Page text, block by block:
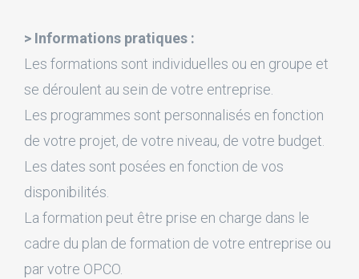
> Informations pratiques :
Les formations sont individuelles ou en groupe et
se déroulent au sein de votre entreprise.
Les programmes sont personnalisés en fonction
de votre projet, de votre niveau, de votre budget.
Les dates sont posées en fonction de vos
disponibilités.
La formation peut être prise en charge dans le
cadre du plan de formation de votre entreprise ou
par votre OPCO.